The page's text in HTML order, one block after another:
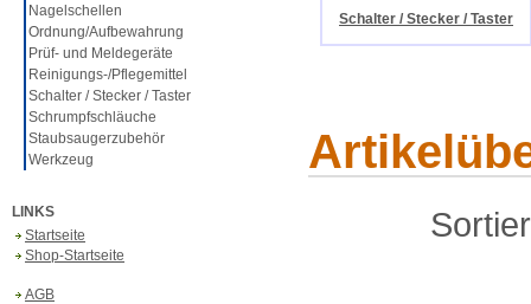
Nagelschellen
Ordnung/Aufbewahrung
Prüf- und Meldegeräte
Reinigungs-/Pflegemittel
Schalter / Stecker / Taster
Schrumpfschläuche
Staubsaugerzubehör
Werkzeug
LINKS
Startseite
Shop-Startseite
AGB
Schalter / Stecker / Taster